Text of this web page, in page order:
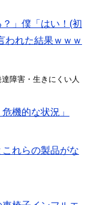
？」僕「はい！(初
れた結果ｗｗｗ
障害・生きにくい人
機的な状況」
これらの製品がな